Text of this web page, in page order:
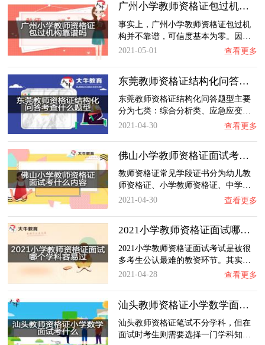
广州小学教师资格证包过机构靠谱吗？
事实上，广州小学教师资格证包过机
构并不靠谱，可信度基本为零。因…
2021-05-01
查看更多
东莞教师资格证结构化问答考查什么题型？
东莞教师资格证结构化问答题型主要
分为七类：综合分析类、应急应变…
2021-04-30
查看更多
佛山小学教师资格证面试考什么内容？
教师资格证常见学段证书分为幼儿教
师资格证、小学教师资格证、中学…
2021-04-30
查看更多
2021小学教师资格证面试哪个学科容易过？
2021小学教师资格证面试考试是被很
多考生公认最难的教资环节。其实…
2021-04-28
查看更多
汕头教师资格证小学数学面试考什么？
汕头教师资格证笔试不分学科，但在
面试时考生则需要选择一门学科知…